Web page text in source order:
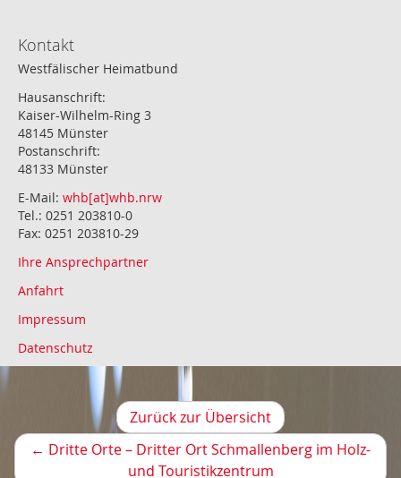
Kontakt
Westfälischer Heimatbund
Hausanschrift:
Kaiser-Wilhelm-Ring 3
48145 Münster
Postanschrift:
48133 Münster
E-Mail: whb[at]whb.nrw
Tel.: 0251 203810-0
Fax: 0251 203810-29
Ihre Ansprechpartner
Anfahrt
Impressum
Datenschutz
← Dritte Orte – Dritter Ort Schmallenberg im Holz-
und TouristikzentrumVorheriger
Zurück zur Übersicht